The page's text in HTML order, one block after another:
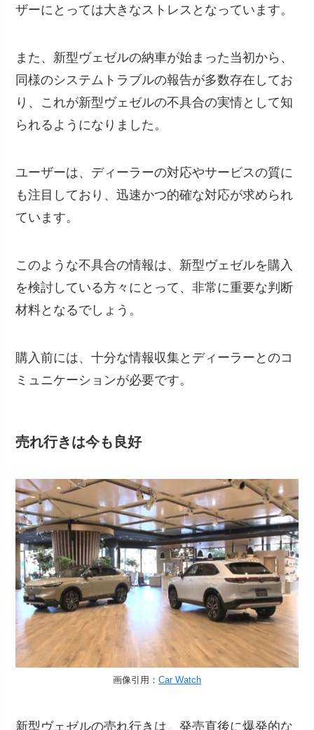
ザーにとっては大きなストレスとなっています。
また、新型ヴェゼルの納車が始まった当初から、
同様のシステムトラブルの報告が多数存在してお
り、これが新型ヴェゼルの不具合の実情として知
られるようになりました。
ユーザーは、ディーラーの対応やサービスの質に
も注目しており、迅速かつ的確な対応が求められ
ています。
このような不具合の情報は、新型ヴェゼルを購入
を検討している方々にとって、非常に重要な判断
材料となるでしょう。
購入前には、十分な情報収集とディーラーとのコ
ミュニケーションが必要です。
売れ行きは今も良好
画像引用： Car Watch
新型ヴェゼルの売れ行きは、発売直後に爆発的な